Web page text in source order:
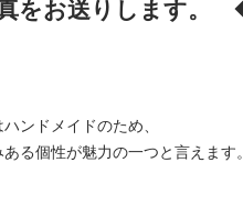
お送りします
ンドメイドのため、
ある個性が魅力の一つと言えます